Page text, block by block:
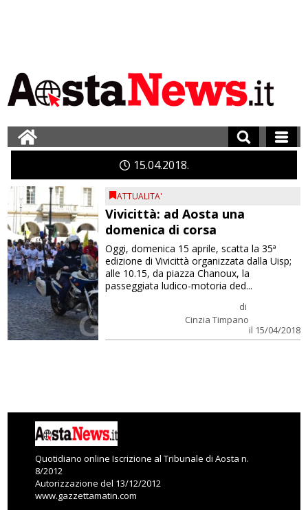
1504 2018
ATTUALITA'
Vivicittà: ad Aosta una
domenica di corsa
di
Cinzia Timpano
il 15/04/2018
Oggi, domenica 15 aprile, scatta la 35ª
edizione di Vivicittà organizzata dalla Uisp;
alle 10.15, da piazza Chanoux, la
passeggiata ludico-motoria ded...
Quotidiano online Iscrizione al Tribunale di Aosta n.
8/2012
Autorizzazione del 13/12/2012
www.gazzettamatin.com